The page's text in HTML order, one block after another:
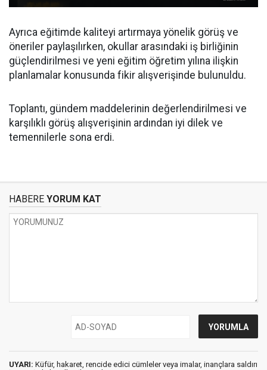
Ayrıca eğitimde kaliteyi artırmaya yönelik görüş ve
öneriler paylaşılırken, okullar arasındaki iş birliğinin
güçlendirilmesi ve yeni eğitim öğretim yılına ilişkin
planlamalar konusunda fikir alışverişinde bulunuldu.
Toplantı, gündem maddelerinin değerlendirilmesi ve
karşılıklı görüş alışverişinin ardından iyi dilek ve
temennilerle sona erdi.
HABERE YORUM KAT
UYARI: Küfür, hakaret, rencide edici cümleler veya imalar, inançlara saldırı